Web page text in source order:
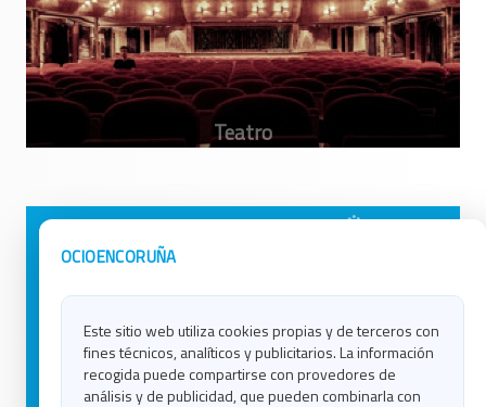
OCIOENCORUÑA
Este sitio web utiliza cookies propias y de terceros con
fines técnicos, analíticos y publicitarios. La información
recogida puede compartirse con provedores de
análisis y de publicidad, que pueden combinarla con
Avisos Legales
Contacto
Política de Cookies
Ocio en Lugo
Ocio en Ourense
Ocio en Pontevedra